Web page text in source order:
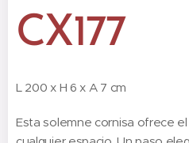
CX177
L 200 x H 6 x A 7 cm
Esta solemne cornisa ofrece